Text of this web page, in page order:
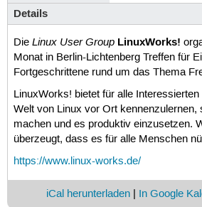
Details
DieLinux User Group LinuxWorks!
Monat in Berlin-Lichtenberg Treffen für
Fortgeschrittene rund um das Thema
LinuxWorks! bietet für alle
Welt von Linux vor Ort
machen und es produktiv einzusetzen.
überzeugt, dass es für alle Menschen
https://www.linux-works.de/
iCal herunterladen| In Google